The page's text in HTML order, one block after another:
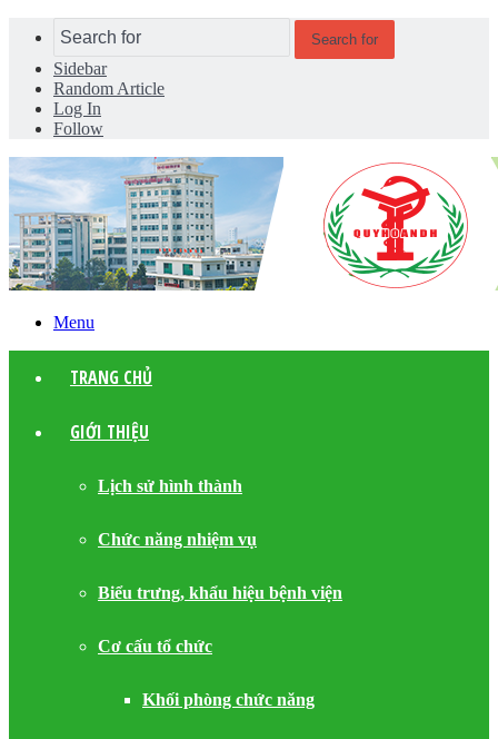
Search for
Sidebar
Random Article
Log In
Follow
Menu
TRANG CHỦ
GIỚI THIỆU
Lịch sử hình thành
Chức năng nhiệm vụ
Biểu trưng, khẩu hiệu bệnh viện
Cơ cấu tổ chức
Khối phòng chức năng